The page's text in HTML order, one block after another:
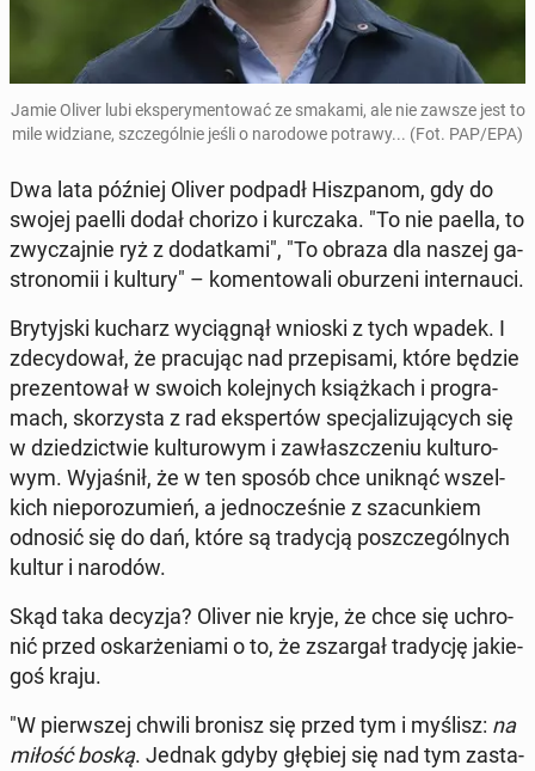
Jamie Oliver lubi eks­pe­ry­men­to­wać ze smakami, ale nie zawsze jest to
mile wi­dzia­ne, szcze­gól­nie jeśli o na­ro­do­we potrawy... (Fot. PAP/EPA)
Dwa lata później Oliver podpadł Hisz­pa­nom, gdy do
swojej paelli dodał chorizo i kur­cza­ka. "To nie paella, to
zwy­czaj­nie ryż z do­dat­ka­mi", "To obraza dla naszej ga­
stro­no­mii i kultury" – ko­men­to­wa­li obu­rze­ni in­ter­nau­ci.
Bry­tyj­ski kucharz wy­cią­gnął wnioski z tych wpadek. I
zde­cy­do­wał, że pra­cu­jąc nad prze­pi­sa­mi, które będzie
pre­zen­to­wał w swoich ko­lej­nych książ­kach i pro­gra­
mach, sko­rzy­sta z rad eks­per­tów spe­cja­li­zu­ją­cych się
w dzie­dzic­twie kul­tu­ro­wym i za­własz­cze­niu kul­tu­ro­
wym. Wy­ja­śnił, że w ten sposób chce uniknąć wszel­
kich nie­po­ro­zu­mień, a jed­no­cze­śnie z sza­cun­kiem
odnosić się do dań, które są tra­dy­cją po­szcze­gól­nych
kultur i narodów.
Skąd taka decyzja? Oliver nie kryje, że chce się uchro­
nić przed oskar­że­nia­mi o to, że zszar­gał tra­dy­cję ja­kie­
goś kraju.
"W pierw­szej chwili bronisz się przed tym i myślisz: na
miłość boską. Jednak gdyby głębiej się nad tym za­sta­